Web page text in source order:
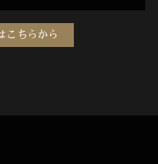
こちらから